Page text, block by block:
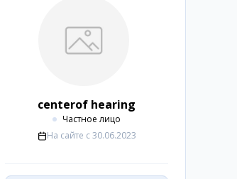
centerof hearing
Частное лицо
На сайте с 30.06.2023